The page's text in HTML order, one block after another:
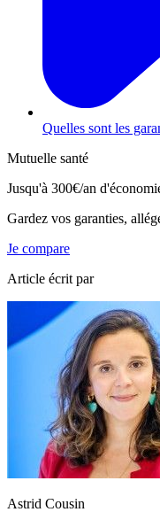
Quelles sont les
Mutuelle santé
Jusqu'à 300€/an
Gardez vos garanties,
Je compare
Article écrit par
Astrid Cousin